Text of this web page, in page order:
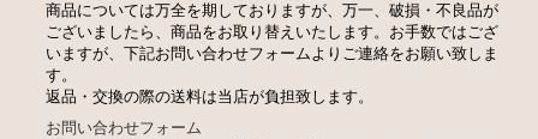
商品については万全を期しておりますが、万一、破損・不良品が
ございましたら、商品をお取り替えいたします。お手数ではござ
いますが、下記お問い合わせフォームよりご連絡をお願い致しま
す。
返品・交換の際の送料は当店が負担致します。
お問い合わせフォーム